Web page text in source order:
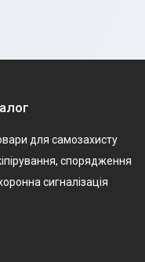
для самозахисту
спорядження
сигналізація